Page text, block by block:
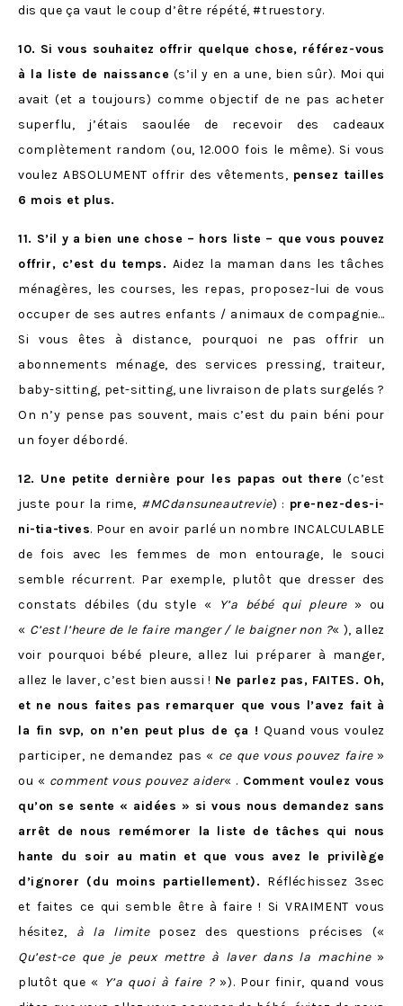
dis que ça vaut le coup d’être répété, #truestory.
10. Si vous souhaitez offrir quelque chose, référez-vous
à la liste de naissance (s’il y en a une, bien sûr). Moi qui
avait (et a toujours) comme objectif de ne pas acheter
superflu, j’étais saoulée de recevoir des cadeaux
complètement random (ou, 12.000 fois le même). Si vous
voulez ABSOLUMENT offrir des vêtements, pensez tailles
6 mois et plus.
11. S’il y a bien une chose – hors liste – que vous pouvez
offrir, c’est du temps. Aidez la maman dans les tâches
ménagères, les courses, les repas, proposez-lui de vous
occuper de ses autres enfants / animaux de compagnie…
Si vous êtes à distance, pourquoi ne pas offrir un
abonnements ménage, des services pressing, traiteur,
baby-sitting, pet-sitting, une livraison de plats surgelés ?
On n’y pense pas souvent, mais c’est du pain béni pour
un foyer débordé.
12. Une petite dernière pour les papas out there (c’est
juste pour la rime, #MCdansuneautrevie) : pre-nez-des-i-
ni-tia-tives. Pour en avoir parlé un nombre INCALCULABLE
de fois avec les femmes de mon entourage, le souci
semble récurrent. Par exemple, plutôt que dresser des
constats débiles (du style «
Y’a bébé qui pleure» ou
« C’est l’heure de le faire manger / le baigner non ?« ), allez
voir pourquoi bébé pleure, allez lui préparer à manger,
allez le laver, c’est bien aussi ! Ne parlez pas, FAITES. Oh,
et ne nous faites pas remarquer que vous l’avez fait à
la fin svp, on n’en peut plus de ça ! Quand vous voulez
participer, ne demandez pas « ce que vous pouvez faire»
ou « comment vous pouvez aider« . Comment voulez vous
qu’on se sente « aidées » si vous nous demandez sans
arrêt de nous remémorer la liste de tâches qui nous
hante du soir au matin et que vous avez le privilège
d’ignorer (du moins partiellement). Réfléchissez 3sec
et faites ce qui semble être à faire ! Si VRAIMENT vous
hésitez, à la limiteposez des questions précises («
Qu’est-ce que je peux mettre à laver dans la machine»
plutôt que « Y’a quoi à faire ?»). Pour finir, quand vous